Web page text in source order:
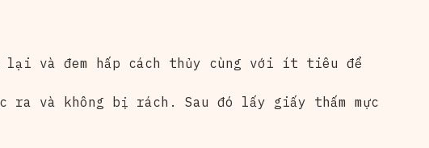
lại và đem hấp cách thủy cùng với ít tiêu để
ra và không bị rách. Sau đó lấy giấy thấm mực